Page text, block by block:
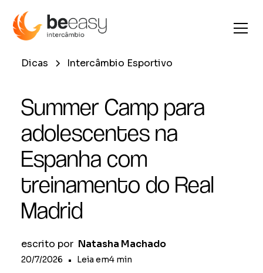
Dicas Intercâmbio Esportivo
Summer Camp para
adolescentes na
Espanha com
treinamento do Real
Madrid
escrito por Natasha Machado
20/7/2026 • Leia em4 min